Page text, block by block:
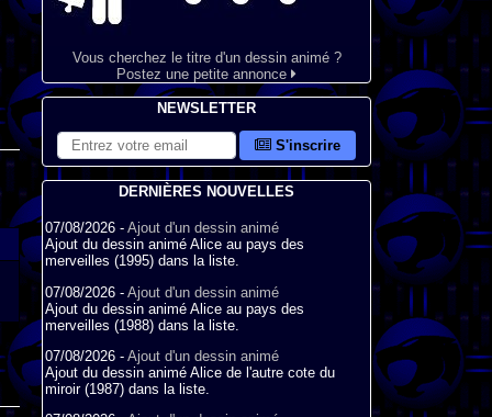
Vous cherchez le titre d'un dessin animé ?
Postez une petite annonce
NEWSLETTER
S'inscrire
DERNIÈRES NOUVELLES
07/08/2026 - Ajout d'un dessin animé
Ajout du dessin animé Alice au pays des
merveilles (1995) dans la liste.
07/08/2026 - Ajout d'un dessin animé
Ajout du dessin animé Alice au pays des
merveilles (1988) dans la liste.
07/08/2026 - Ajout d'un dessin animé
Ajout du dessin animé Alice de l'autre cote du
miroir (1987) dans la liste.